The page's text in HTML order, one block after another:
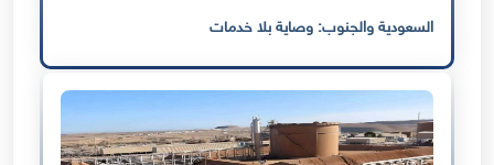
السعودية والجنوب: وصاية بلا خدمات